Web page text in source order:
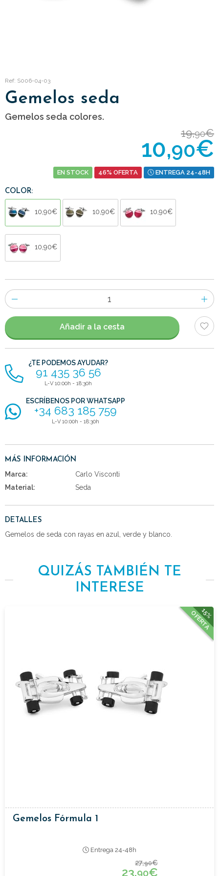
Ref: S006-04-03
Gemelos seda
Gemelos seda colores.
19,90€
10,90€
EN STOCK 46% OFERTA ENTREGA 24-48H
COLOR:
10,90€ 10,90€ 10,90€
10,90€
Número
de
artículos
Añadir a la cesta
¿TE PODEMOS AYUDAR?
91 435 36 56
L-V 10:00h - 18:30h
ESCRÍBENOS POR WHATSAPP
+34 683 185 759
L-V 10:00h - 18:30h
MÁS INFORMACIÓN
Marca:
Carlo Visconti
Material:
Seda
DETALLES
Gemelos de seda con rayas en azul, verde y blanco.
QUIZÁS TAMBIÉN TE
INTERESE
15%
OFERTA
Gemelos Fórmula 1
Entrega 24-48h
27,90€
23,90€